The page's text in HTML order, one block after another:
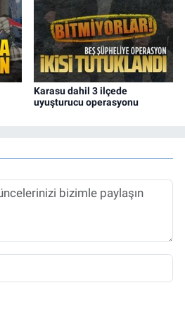
Karasu dahil 3 ilçede
uyuşturucu operasyonu